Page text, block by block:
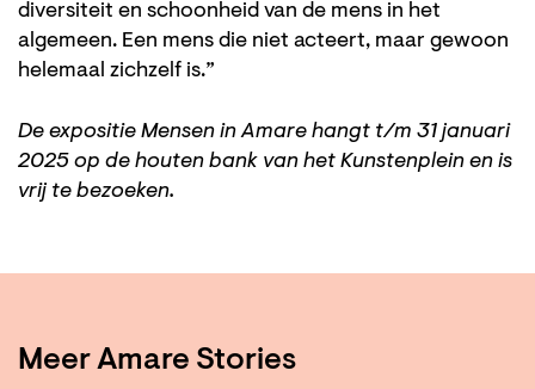
diversiteit en schoonheid van de mens in het
algemeen. Een mens die niet acteert, maar gewoon
helemaal zichzelf is.”
De expositie Mensen in Amare hangt t/m 31 januari
2025 op de houten bank van het Kunstenplein en is
vrij te bezoeken.
Meer Amare Stories